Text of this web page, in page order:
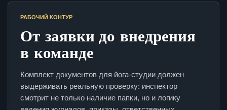
РАБОЧИЙ КОНТУР
От заявки до внедрения
в команде
Комплект документов для йога-студии должен
выдерживать реальную проверку: инспектор
смотрит не только наличие папки, но и логику